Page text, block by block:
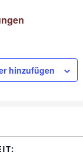
hinzufügen